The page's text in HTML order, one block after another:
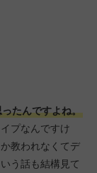
たんですよね。
プなんですけ
教われなくてデ
う話も結構見て